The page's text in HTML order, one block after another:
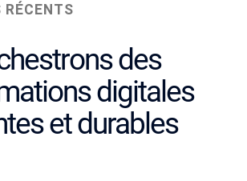
des
digitales
et durables